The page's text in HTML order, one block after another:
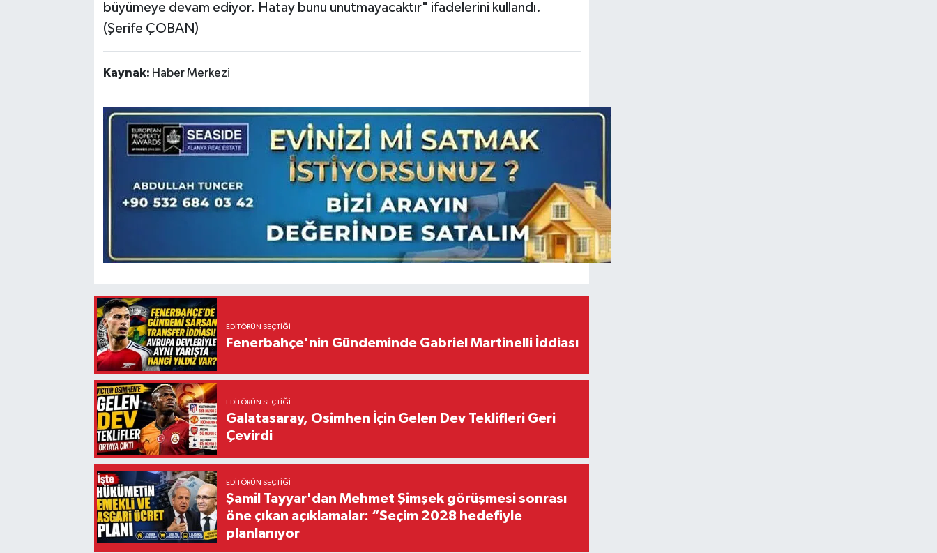
büyümeye devam ediyor. Hatay bunu unutmayacaktır" ifadelerini kullandı.
(Şerife ÇOBAN)
Kaynak: Haber Merkezi
EDITÖRÜN SEÇTIĞI
Fenerbahçe'nin Gündeminde Gabriel Martinelli İddiası
EDITÖRÜN SEÇTIĞI
Galatasaray, Osimhen İçin Gelen Dev Teklifleri Geri
Çevirdi
EDITÖRÜN SEÇTIĞI
Şamil Tayyar'dan Mehmet Şimşek görüşmesi sonrası
öne çıkan açıklamalar: “Seçim 2028 hedefiyle
planlanıyor